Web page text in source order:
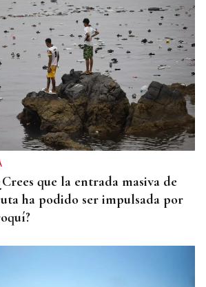
que la entrada masiva de
ha podido ser impulsada por